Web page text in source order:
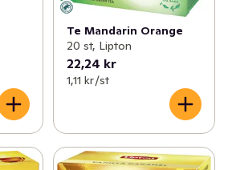
Te Mandarin Orange
20 st, Lipton
22,24 kr
1,11 kr /st